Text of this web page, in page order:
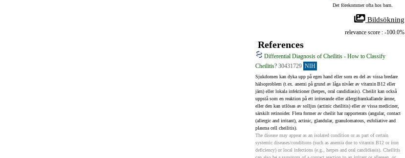
Det förekommer ofta hos barn.
Bildsökning
relevance score : -100.0%
References
Differential Diagnosis of Cheilitis - How to Classify
Cheilitis? 30431729 NIH
Sjukdomen kan dyka upp på egen hand eller som en del av vissa bredare
hälsoproblem (t.ex. anemi på grund av låga nivåer av vitamin B12 eller
järn) eller lokala infektioner (herpes, oral candidiasis). Cheilit kan också
uppstå som en reaktion på ett irriterande eller allergiframkallande ämne,
eller den kan utlösas av solljus (actinic cheilitis) eller av vissa mediciner,
särskilt retinoider. Flera former av cheilit har rapporterats (angular, contact
(allergic and irritant), actinic, glandular, granulomatous, exfoliative and
plasma cell cheilitis).
The disease may appear as an isolated condition or as part of certain
systemic diseases/conditions (such as anemia due to vitamin B12 or iron
deficiency) or local infections (e.g., herpes and oral candidiasis). Cheilitis